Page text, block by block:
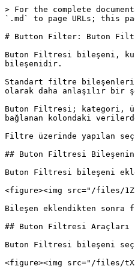
> For the complete
`.md` to page URLs; this
# Button Filter: Buton
Buton Filtresi bileşeni,
bileşenidir.
Standart filtre
olarak daha anlaşılır bir
Buton Filtresi; kategori,
bağlanan kolondaki
Filtre üzerinde yapılan
## Buton Filtresi
Buton Filtresi bileşeni
<figure><img src="/files/
Bileşen eklendikten sonra
## Buton Filtresi Araçları
Buton Filtresi bileşeni
<figure><img src="/files/